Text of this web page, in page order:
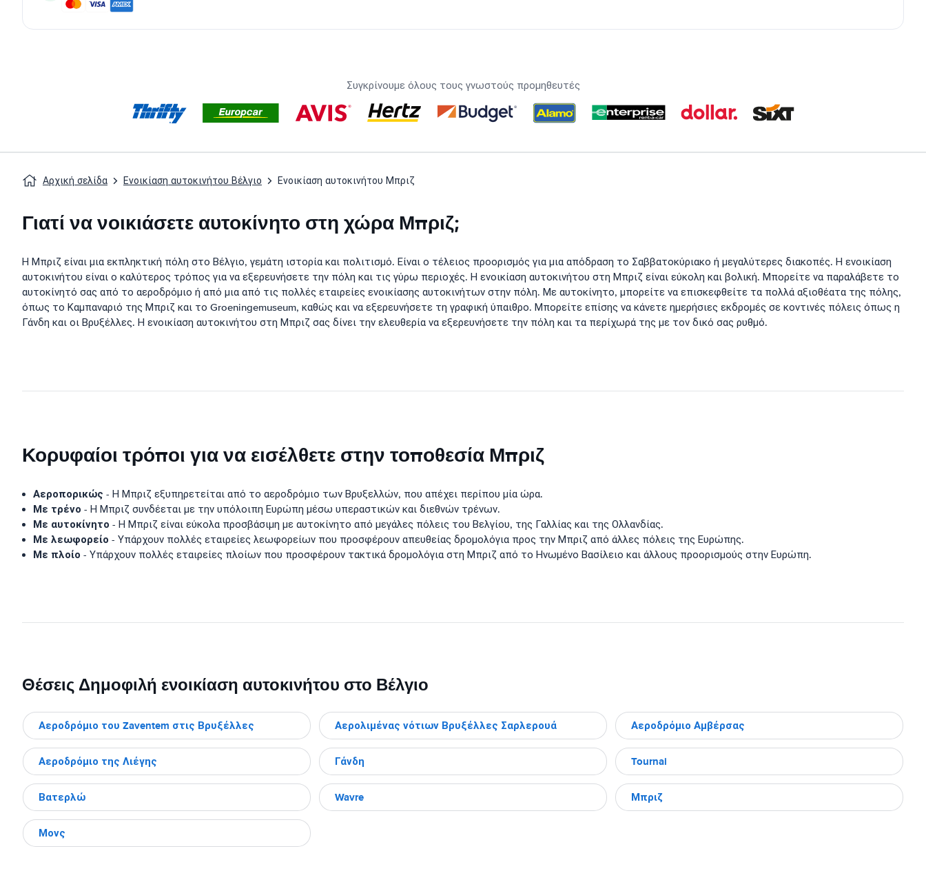
Συγκρίνουμε όλους τους γνωστούς προμηθευτές
Αρχική σελίδα Ενοικίαση αυτοκινήτου Βέλγιο Ενοικίαση αυτοκινήτου Μπριζ
Γιατί να νοικιάσετε αυτοκίνητο στη χώρα Μπριζ;
Η Μπριζ είναι μια εκπληκτική πόλη στο Βέλγιο, γεμάτη ιστορία και πολιτισμό. Είναι ο τέλειος προορισμός για μια απόδραση το Σαββατοκύριακο ή μεγαλύτερες διακοπές. Η ενοικίαση
αυτοκινήτου είναι ο καλύτερος τρόπος για να εξερευνήσετε την πόλη και τις γύρω περιοχές. Η ενοικίαση αυτοκινήτου στη Μπριζ είναι εύκολη και βολική. Μπορείτε να παραλάβετε το
αυτοκίνητό σας από το αεροδρόμιο ή από μια από τις πολλές εταιρείες ενοικίασης αυτοκινήτων στην πόλη. Με αυτοκίνητο, μπορείτε να επισκεφθείτε τα πολλά αξιοθέατα της πόλης,
όπως το Καμπαναριό της Μπριζ και το Groeningemuseum, καθώς και να εξερευνήσετε τη γραφική ύπαιθρο. Μπορείτε επίσης να κάνετε ημερήσιες εκδρομές σε κοντινές πόλεις όπως η
Γάνδη και οι Βρυξέλλες. Η ενοικίαση αυτοκινήτου στη Μπριζ σας δίνει την ελευθερία να εξερευνήσετε την πόλη και τα περίχωρά της με τον δικό σας ρυθμό.
Κορυφαίοι τρόποι για να εισέλθετε στην τοποθεσία Μπριζ
Αεροπορικώς - Η Μπριζ εξυπηρετείται από το αεροδρόμιο των Βρυξελλών, που απέχει περίπου μία ώρα.
Με τρένο - Η Μπριζ συνδέεται με την υπόλοιπη Ευρώπη μέσω υπεραστικών και διεθνών τρένων.
Με αυτοκίνητο - Η Μπριζ είναι εύκολα προσβάσιμη με αυτοκίνητο από μεγάλες πόλεις του Βελγίου, της Γαλλίας και της Ολλανδίας.
Με λεωφορείο - Υπάρχουν πολλές εταιρείες λεωφορείων που προσφέρουν απευθείας δρομολόγια προς την Μπριζ από άλλες πόλεις της Ευρώπης.
Με πλοίο - Υπάρχουν πολλές εταιρείες πλοίων που προσφέρουν τακτικά δρομολόγια στη Μπριζ από το Ηνωμένο Βασίλειο και άλλους προορισμούς στην Ευρώπη.
Θέσεις Δημοφιλή ενοικίαση αυτοκινήτου στο Βέλγιο
Αεροδρόμιο του Zaventem στις Βρυξέλλες Αερολιμένας νότιων Βρυξέλλες Σαρλερουά Αεροδρόμιο Αμβέρσας
Αεροδρόμιο της Λιέγης Γάνδη Tournai
Βατερλώ Wavre Μπριζ
Μονς